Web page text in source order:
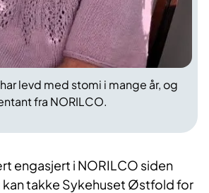
levd med stomi i mange år, og
fra NORILCO.
engasjert i NORILCO siden
kan takke Sykehuset Østfold for